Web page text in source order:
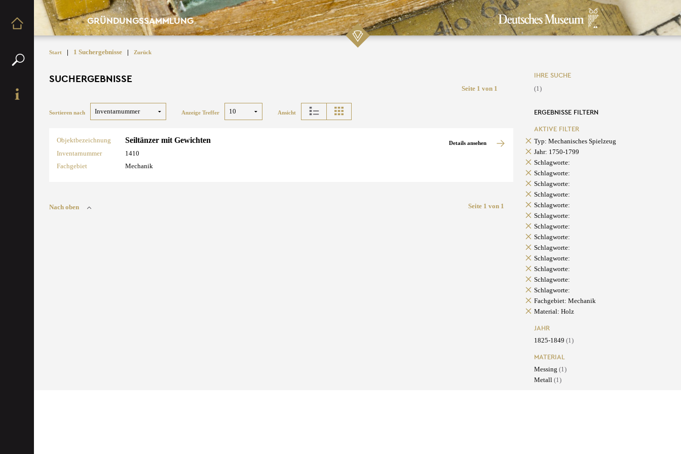
GRÜNDUNGSSAMMLUNG
Start | 1 Suchergebnisse | Zurück
SUCHERGEBNISSE
Seite 1 von 1
Sortieren nach Anzeige Treffer Ansicht
Objektbezeichnung Seiltänzer mit Gewichten
Inventarnummer
1410
Fachgebiet
Mechanik
Details ansehen
Nach oben Seite 1 von 1
IHRE SUCHE
(1)
ERGEBNISSE FILTERN
AKTIVE FILTER
Typ: Mechanisches Spielzeug
Jahr: 1750-1799
Schlagworte:
Schlagworte:
Schlagworte:
Schlagworte:
Schlagworte:
Schlagworte:
Schlagworte:
Schlagworte:
Schlagworte:
Schlagworte:
Schlagworte:
Schlagworte:
Schlagworte:
Fachgebiet: Mechanik
Material: Holz
JAHR
1825-1849 (1)
MATERIAL
Messing (1)
Metall (1)